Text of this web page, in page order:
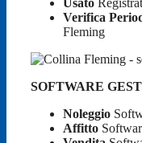
Verifica
Fleming
SOFTWARE
Noleggio
Affitto